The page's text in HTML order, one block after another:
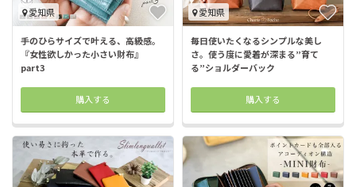
愛知県
手のひらサイズで叶える、高級感。
『女性欲しかった小さい財布』
part3
購入する
愛知県
毎日使いたくなるシンプルな美し
さ。使う度に愛着が深まる”育て
る”ショルダーバック
購入する